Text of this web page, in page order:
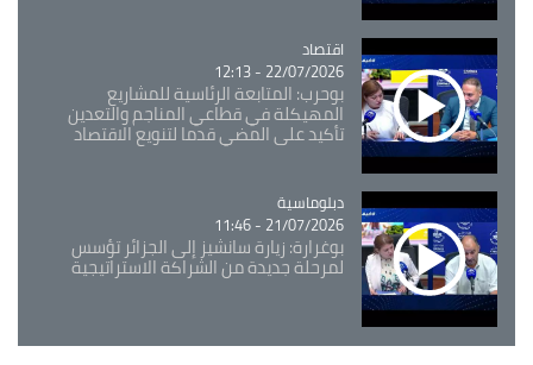
Catégorie
اقتصاد
22/07/2026 - 12:13
بوحرب: المتابعة الرئاسية للمشاريع
المهيكلة في قطاعي المناجم والتعدين
تأكيد على المضي قدما لتنويع الاقتصاد
Catégorie
دبلوماسية
21/07/2026 - 11:46
بوغرارة: زيارة سانشيز إلى الجزائر تؤسس
لمرحلة جديدة من الشراكة الاستراتيجية